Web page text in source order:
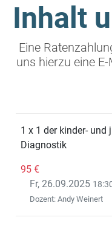
Inhalt
Eine
uns hierzu eine
Fr, 26.09.2025
Dozent: Andy Weinert
1 x 1 der kinder-
Diagnostik
95 €